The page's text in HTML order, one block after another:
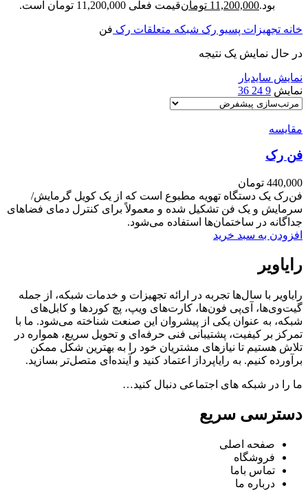
بود.11,200,000 تومانقیمت فعلی 11,200,000 تومان است.
خانه تجهیزات پسیو رک شبکه متعلقات رک فن
در حال نمایش یک نتیجه
نمایش سایدبار
نمایش 9
24
36
مقایسه
فن رک
440,000 تومان
فن‌رک یک دستگاه تهویه مطبوع است که از یک کویل گرمایش/
سرمایش و یک فن تشکیل شده و معمولاً برای کنترل دمای فضاهای
جداگانه در ساختمان‌ها استفاده می‌شود.
افزودن به سبد خرید
رایاویر
رایاویر با سال‌ها تجربه در ارائه تجهیزات و خدمات شبکه، از جمله
گیت‌وی‌ها، آی‌پی فون‌ها، کارت‌های ویپ، پچ کوردها و کابل‌های
شبکه، به عنوان یکی از پیشروان این صنعت شناخته می‌شود. ما با
تمرکز بر کیفیت، پشتیبانی فنی حرفه‌ای و تحویل سریع، همواره در
تلاش هستیم تا نیازهای مشتریان خود را به بهترین شکل ممکن
برآورده کنیم. به رایاپرداز اعتماد کنید و آینده‌ای متصل‌تر بسازید.
ما را در شبکه های اجتماعی دنبال کنید…
دسترسی سریع
صفحه اصلی
فروشگاه
تماس باما
درباره ما